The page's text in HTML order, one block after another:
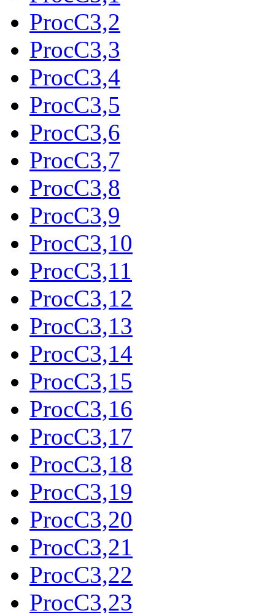
ProcC3,2
ProcC3,3
ProcC3,4
ProcC3,5
ProcC3,6
ProcC3,7
ProcC3,8
ProcC3,9
ProcC3,10
ProcC3,11
ProcC3,12
ProcC3,13
ProcC3,14
ProcC3,15
ProcC3,16
ProcC3,17
ProcC3,18
ProcC3,19
ProcC3,20
ProcC3,21
ProcC3,22
ProcC3,23